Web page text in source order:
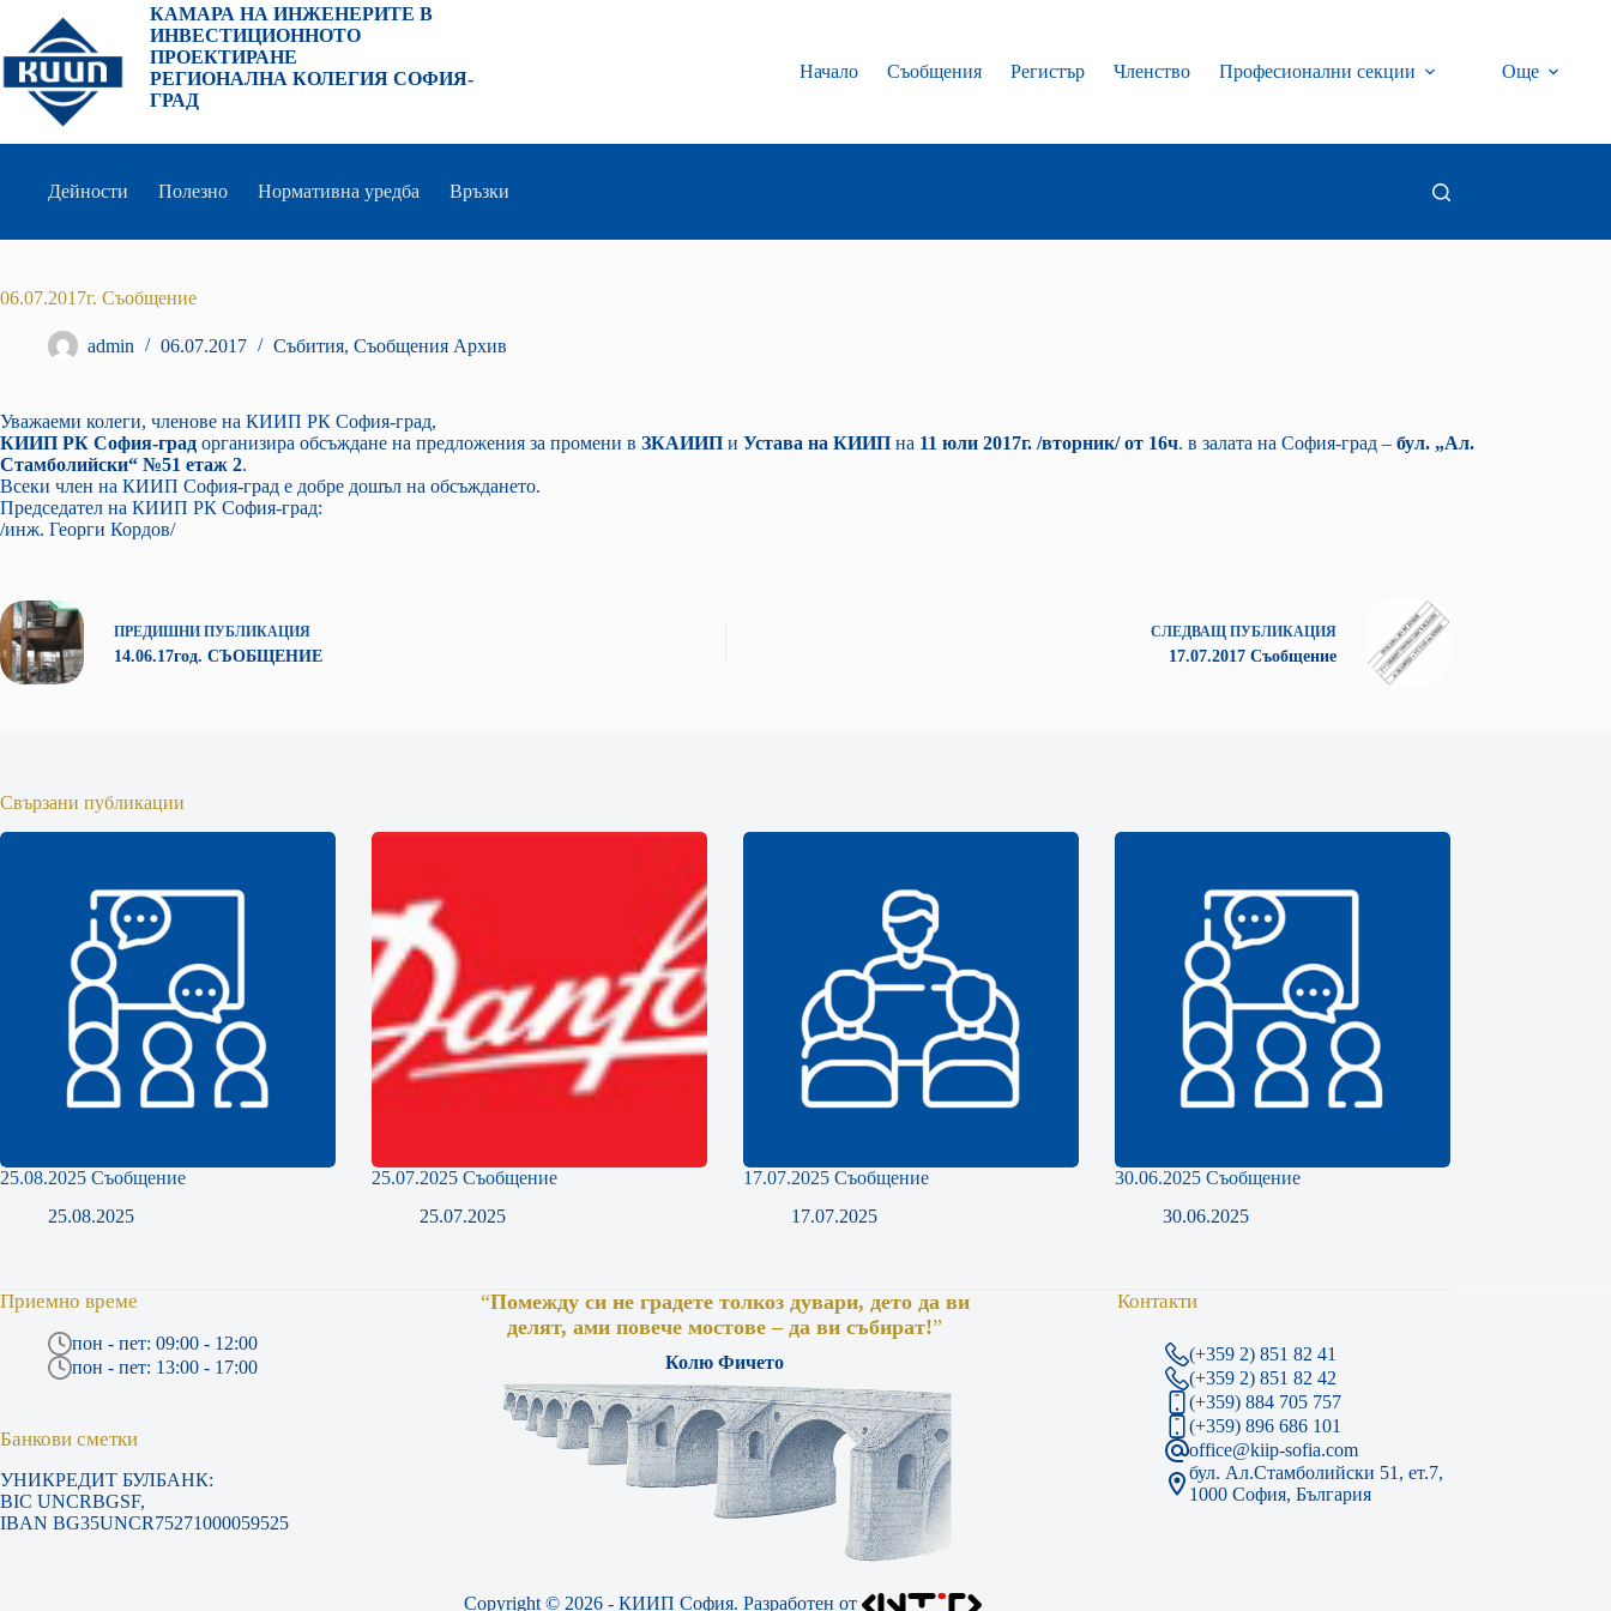
съдържанието
КАМАРА НА ИНЖЕНЕРИТЕ В
ИНВЕСТИЦИОННОТО
ПРОЕКТИРАНЕ
РЕГИОНАЛНА КОЛЕГИЯ СОФИЯ-
ГРАД
Начало Съобщения Регистър Членство Професионални секции Още
Дейности Полезно Нормативна уредба Връзки
06.07.2017г. Съобщение
admin 06.07.2017 Събития, Съобщения Архив
Уважаеми колеги, членове на КИИП РК София-град,
КИИП РК София-град организира обсъждане на предложения за промени в ЗКАИИП и Устава на КИИП на 11 юли 2017г. /вторник/ от 16ч. в залата на София-град – бул. „Ал.
Стамболийски“ №51 етаж 2.
Всеки член на КИИП София-град е добре дошъл на обсъждането.
Председател на КИИП РК София-град:
/инж. Георги Кордов/
ПРЕДИШНИ ПУБЛИКАЦИЯ
14.06.17год. СЪОБЩЕНИЕ
СЛЕДВАЩ ПУБЛИКАЦИЯ
17.07.2017 Съобщение
Свързани публикации
25.08.2025 Съобщение
25.08.2025
25.07.2025 Съобщение
25.07.2025
17.07.2025 Съобщение
17.07.2025
30.06.2025 Съобщение
30.06.2025
Приемно време
пон - пет: 09:00 - 12:00
пон - пет: 13:00 - 17:00
Банкови сметки
УНИКРЕДИТ БУЛБАНК:
BIC UNCRBGSF,
IBAN BG35UNCR75271000059525
“Помежду си не градете толкоз дувари, дето да ви
делят, ами повече мостове – да ви събират!”
Колю Фичето
Контакти
(+359 2) 851 82 41
(+359 2) 851 82 42
(+359) 884 705 757
(+359) 896 686 101
office@kiip-sofia.com
бул. Ал.Стамболийски 51, ет.7,
1000 София, България
Copyright © 2026 - КИИП София. Разработен от